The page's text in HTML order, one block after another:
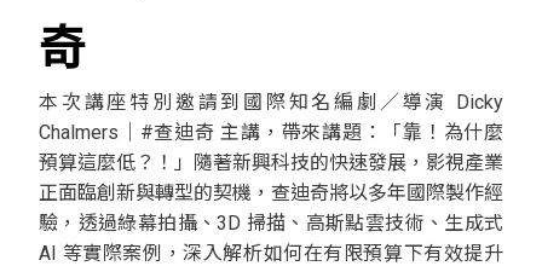
奇
本次講座特別邀請到國際知名編劇／導演 Dicky
Chalmers｜#查迪奇 主講，帶來講題：「靠！為什麼
預算這麼低？！」隨著新興科技的快速發展，影視產業
正面臨創新與轉型的契機，查迪奇將以多年國際製作經
驗，透過綠幕拍攝、3D 掃描、高斯點雲技術、生成式
AI 等實際案例，深入解析如何在有限預算下有效提升